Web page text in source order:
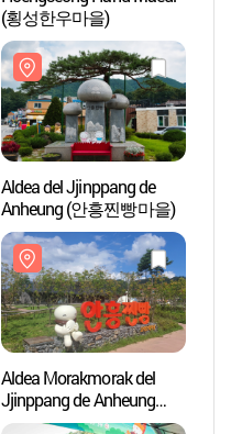
(횡성한우마을)
Aldea del Jjinppang de
Anheung (안흥찐빵마을)
Aldea Morakmorak del
Jjinppang de Anheung
(안흥찐빵모락모락마을)